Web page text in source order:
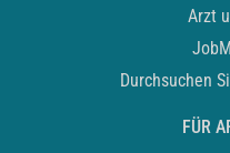
Arzt
Durchsuchen
FÜR